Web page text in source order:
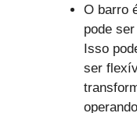
O barro
pode
Isso
ser